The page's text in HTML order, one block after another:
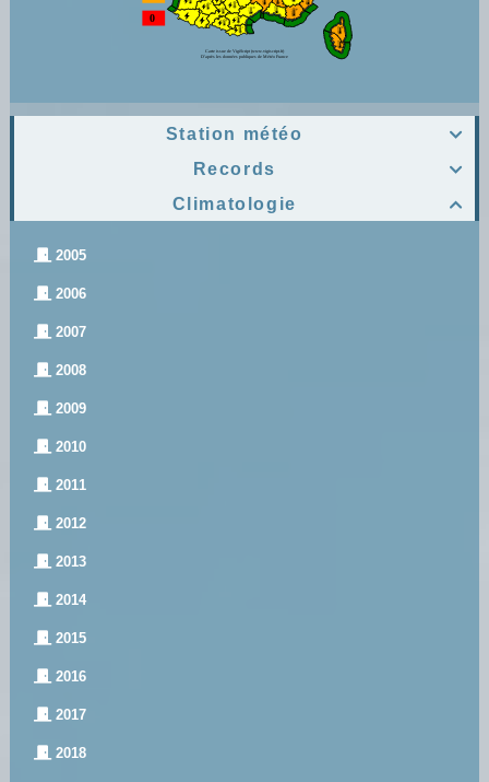

Station météo

Records

Climatologie
2005
2006
2007
2008
2009
2010
2011
2012
2013
2014
2015
2016
2017
2018